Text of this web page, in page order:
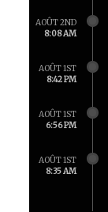
AOÛT 2ND
8:08 AM
AOÛT 1ST
8:42 PM
AOÛT 1ST
6:56 PM
AOÛT 1ST
8:35 AM